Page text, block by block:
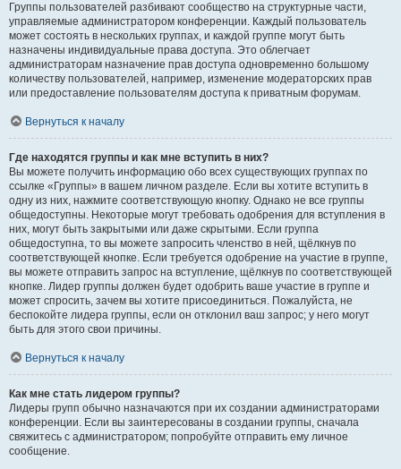
Группы пользователей разбивают сообщество на структурные части,
управляемые администратором конференции. Каждый пользователь
может состоять в нескольких группах, и каждой группе могут быть
назначены индивидуальные права доступа. Это облегчает
администраторам назначение прав доступа одновременно большому
количеству пользователей, например, изменение модераторских прав
или предоставление пользователям доступа к приватным форумам.
Вернуться к началу
Где находятся группы и как мне вступить в них?
Вы можете получить информацию обо всех существующих группах по
ссылке «Группы» в вашем личном разделе. Если вы хотите вступить в
одну из них, нажмите соответствующую кнопку. Однако не все группы
общедоступны. Некоторые могут требовать одобрения для вступления в
них, могут быть закрытыми или даже скрытыми. Если группа
общедоступна, то вы можете запросить членство в ней, щёлкнув по
соответствующей кнопке. Если требуется одобрение на участие в группе,
вы можете отправить запрос на вступление, щёлкнув по соответствующей
кнопке. Лидер группы должен будет одобрить ваше участие в группе и
может спросить, зачем вы хотите присоединиться. Пожалуйста, не
беспокойте лидера группы, если он отклонил ваш запрос; у него могут
быть для этого свои причины.
Вернуться к началу
Как мне стать лидером группы?
Лидеры групп обычно назначаются при их создании администраторами
конференции. Если вы заинтересованы в создании группы, сначала
свяжитесь с администратором; попробуйте отправить ему личное
сообщение.